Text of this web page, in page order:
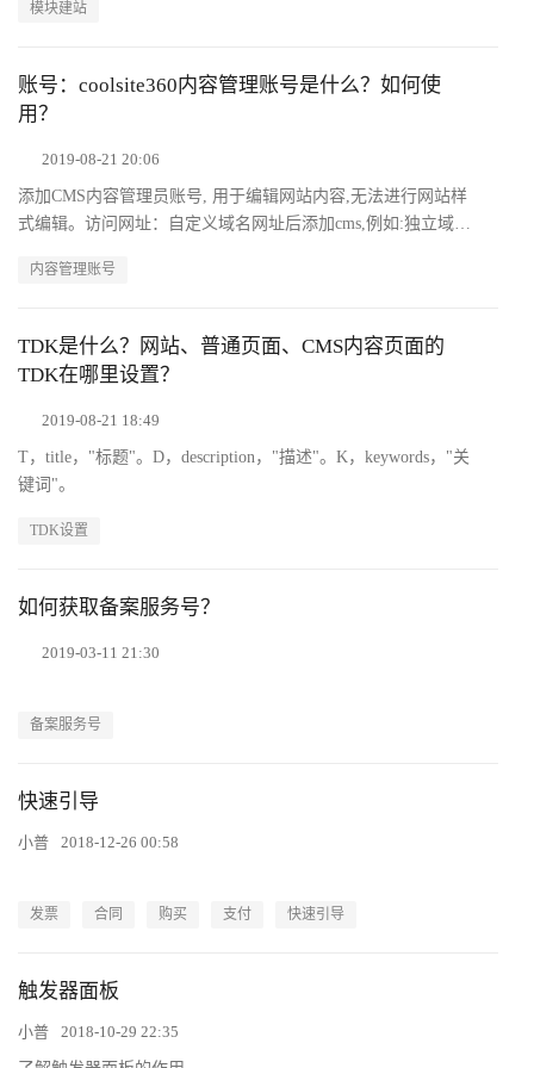
模块建站
账号：coolsite360内容管理账号是什么？如何使
用？
2019-08-21 20:06
添加CMS内容管理员账号, 用于编辑网站内容,⽆法进行网站样
式编辑。访问网址：自定义域名网址后添加cms,例如:独立域名
http://www.example.com/cms
内容管理账号
TDK是什么？网站、普通页面、CMS内容页面的
TDK在哪里设置？
2019-08-21 18:49
T，title，"标题"。D，description，"描述"。K，keywords，"关
键词"。
TDK设置
如何获取备案服务号？
2019-03-11 21:30
备案服务号
快速引导
小普 2018-12-26 00:58
发票 合同 购买 支付 快速引导
触发器面板
小普 2018-10-29 22:35